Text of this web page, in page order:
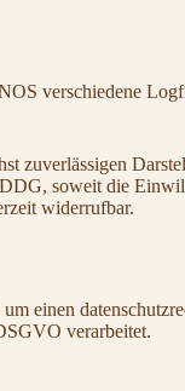
verschiedene
soweit die
widerrufbar.
einen
verarbeitet.